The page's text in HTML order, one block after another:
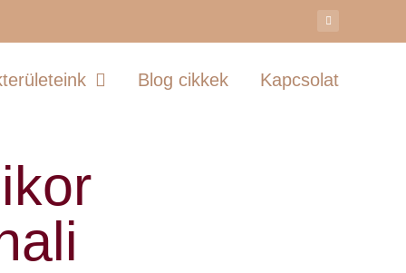
Blog cikkek Kapcsolat